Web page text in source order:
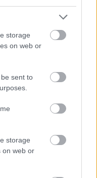
storage
on web or
sent to
storage
on web or
mondott le az álmáról.